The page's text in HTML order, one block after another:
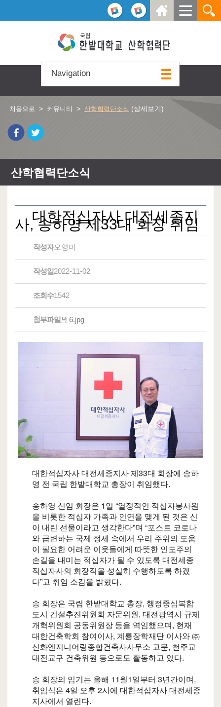
Navigation
처음으로 > 커뮤니티 > 산학협력단소식 (상세보기)
산학협력단소식
대한적십자사 대전세종지
사, 송하영 제33대 회장 취임
작성자오영미
작성일2022-11-02
조회수1542
첨부파일 6.jpg
대한적십자사 대전세종지사 제33대 회장에 송하
영 전 국립 한밭대학교 총장이 취임했다.
송하영 신임 회장은 1일 “열정적인 적십자봉사원
을 비롯한 적십자 가족과 인연을 맺게 된 것은 신
이 내린 선물이라고 생각한다”며 “포스트 코로나
와 급변하는 국제 정세 속에서 우리 주위의 도움
이 필요한 어려운 이웃들에게 따뜻한 인도주의
손길을 내미는 적십자가 될 수 있도록 대전세종
적십자사의 회장직을 성실히 수행하도록 하겠
다”고 취임 소감을 밝혔다.
송 회장은 국립 한밭대학교 총장, 행정중심복합
도시 건설추진위원회 자문위원, 대전광역시 규제
개혁위원회 공동위원장 등을 역임했으며, 현재
대한건축학회 참여이사, 계룡장학재단 이사와 ㈜
신화엔지니어링종합건축사사무소 고문, 천주교
대전교구 건축위원 등으로도 활동하고 있다.
송 회장의 임기는 올해 11월1일부터 3년간이며,
취임식은 4일 오후 2시에 대한적십자사 대전세종
지사에서 열린다.